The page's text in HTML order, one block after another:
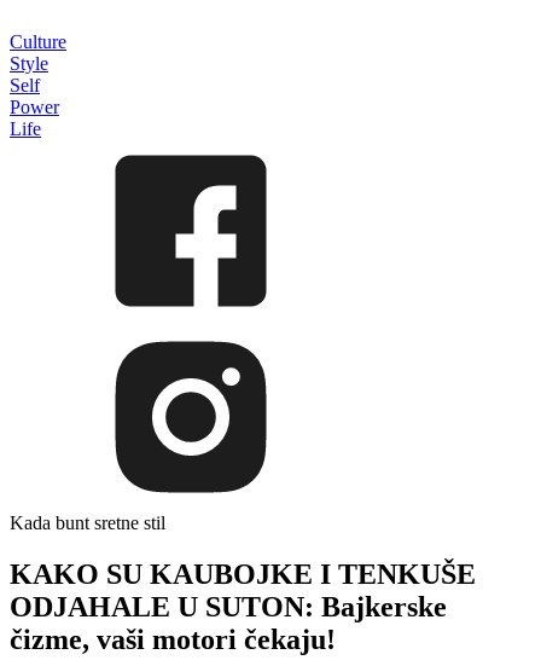
Culture
Style
Self
Power
Life
Kada bunt sretne stil
KAKO SU KAUBOJKE I TENKUŠE
ODJAHALE U SUTON: Bajkerske
čizme, vaši motori čekaju!